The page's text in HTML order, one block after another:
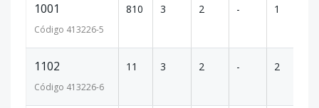
1001
Código 413226-5
810 3 2 - 1
1102
Código 413226-6
11 3 2 - 2